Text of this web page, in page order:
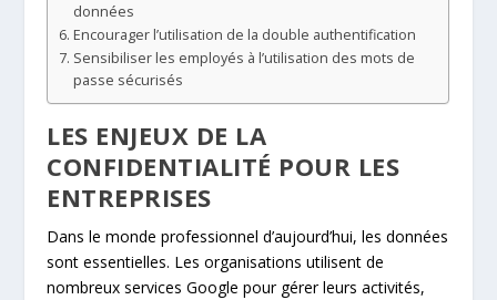
données
Encourager l’utilisation de la double authentification
Sensibiliser les employés à l’utilisation des mots de
passe sécurisés
LES ENJEUX DE LA
CONFIDENTIALITÉ POUR LES
ENTREPRISES
Dans le monde professionnel d’aujourd’hui, les données
sont essentielles. Les organisations utilisent de
nombreux services Google pour gérer leurs activités,